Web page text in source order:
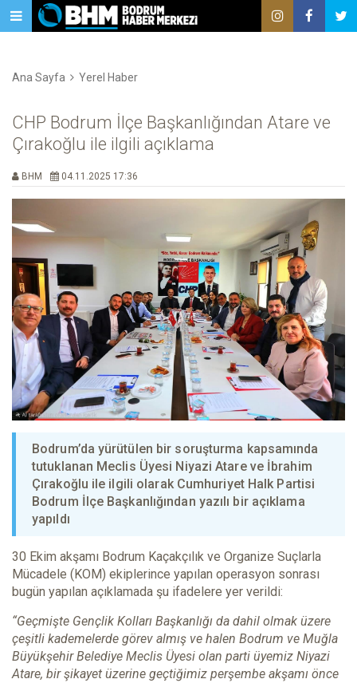
Ana Sayfa Yerel Haber
CHP Bodrum İlçe Başkanlığından Atare ve
Çırakoğlu ile ilgili açıklama
BHM 04.11.2025 17:36
Bodrum’da yürütülen bir soruşturma kapsamında
tutuklanan Meclis Üyesi Niyazi Atare ve İbrahim
Çırakoğlu ile ilgili olarak Cumhuriyet Halk Partisi
Bodrum İlçe Başkanlığından yazılı bir açıklama
yapıldı
30 Ekim akşamı Bodrum Kaçakçılık ve Organize Suçlarla
Mücadele (KOM) ekiplerince yapılan operasyon sonrası
bugün yapılan açıklamada şu ifadelere yer verildi:
“Geçmişte Gençlik Kolları Başkanlığı da dahil olmak üzere
çeşitli kademelerde görev almış ve halen Bodrum ve Muğla
Büyükşehir Belediye Meclis Üyesi olan parti üyemiz Niyazi
Atare, bir şikayet üzerine geçtiğimiz perşembe akşamı önce